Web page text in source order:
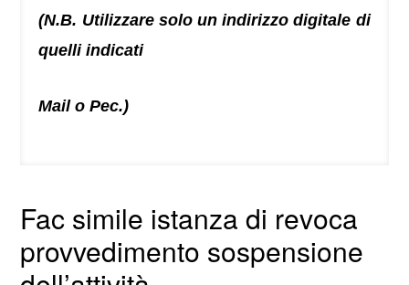
(N.B. Utilizzare solo un indirizzo digitale di
quelli indicati
Mail o Pec.)
Fac simile istanza di revoca
provvedimento sospensione